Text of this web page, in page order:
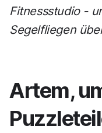
Fitnessstudio -
Segelfliegen
Artem,